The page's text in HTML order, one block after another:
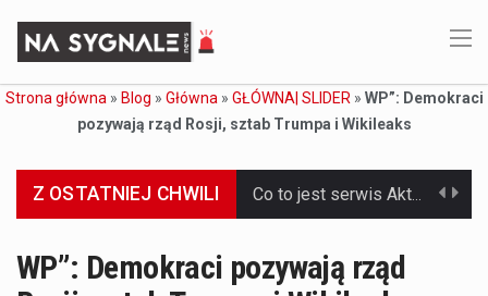
Strona główna » Blog » Główna » GŁÓWNA| SLIDER » WP”: Demokraci
pozywają rząd Rosji, sztab Trumpa i Wikileaks
Z OSTATNIEJ CHWILI Co to jest serwis Aktualności Polska dzisiaj? Serwis Aktualności Polska dzisiaj to żywy i nowoczesny portal, który dostarcza najświeższe wieści z kraju i zagranicy. Obejmuje…
WP”: Demokraci pozywają rząd